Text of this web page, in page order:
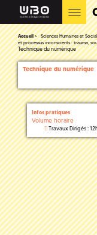
Accueil Sciences Humaines et
et processus inconscients : trauma,
Technique du numérique
Technique du numérique
Infos pratiques
Volume horaire
Travaux Dirigés :